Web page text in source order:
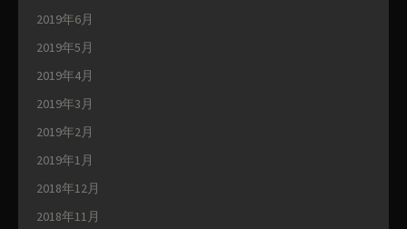
2019年6月
2019年5月
2019年4月
2019年3月
2019年2月
2019年1月
2018年12月
2018年11月